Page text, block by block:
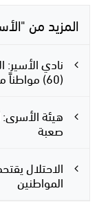
المزيد من
نادي
(60) مواطناً من مخيم قلنديا
هيئة
صعبة
الاحتلال
المواطنين